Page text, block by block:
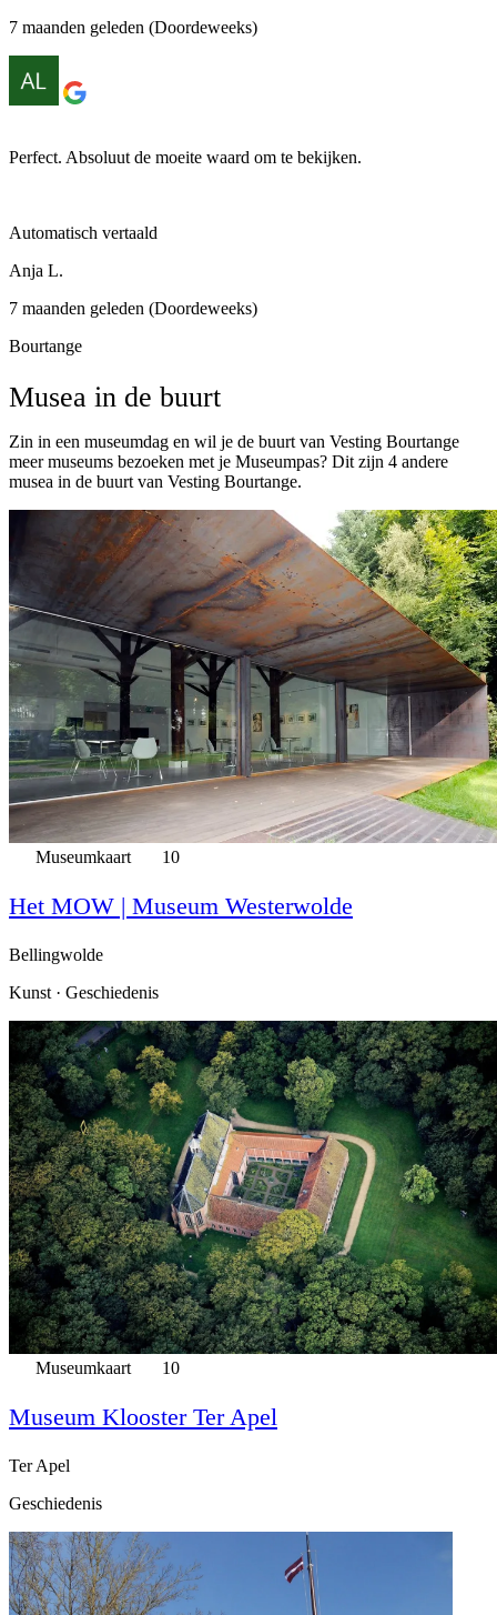
7 maanden geleden (Doordeweeks)
Perfect. Absoluut de moeite waard om te bekijken.
Automatisch vertaald
Anja L.
7 maanden geleden (Doordeweeks)
Bourtange
Musea in de buurt
Zin in een museumdag en wil je de buurt van Vesting Bourtange
meer museums bezoeken met je Museumpas? Dit zijn 4 andere
musea in de buurt van Vesting Bourtange.
Museumkaart 10
Het MOW | Museum Westerwolde
Bellingwolde
Kunst · Geschiedenis
Museumkaart 10
Museum Klooster Ter Apel
Ter Apel
Geschiedenis